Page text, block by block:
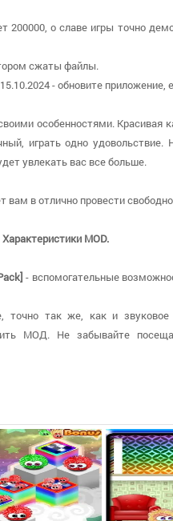
200000, о cлаве игры точно
сжаты файлы.
- обновите
особенностями. Красивая
играть одно удовольствие.
увлекать вас все больше.
в отлично провести
Характеристики MOD.
- вспомогательные
точно так же, как и
МОД. Не забывайте